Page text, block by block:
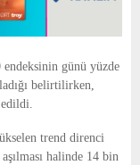
günü yüzde
belirtilirken,
trend direnci
halinde 14 bin